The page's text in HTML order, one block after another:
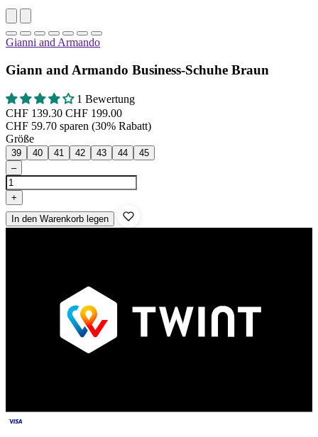
Gianni and Armando
Giann and Armando Business-Schuhe Braun
1 Bewertung
CHF 139.30 CHF 199.00
CHF 59.70 sparen (30% Rabatt)
Größe
39 40 41 42 43 44
45
–
+
In den Warenkorb legen